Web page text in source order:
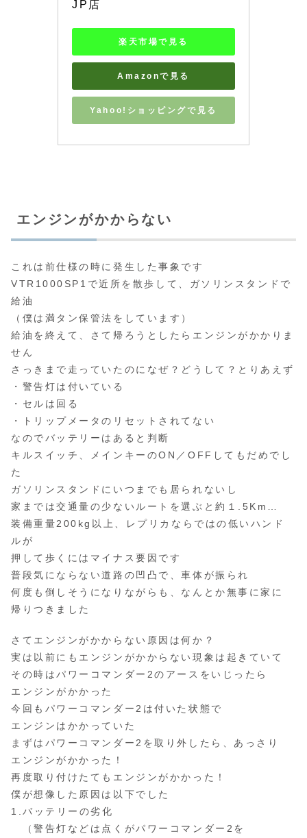
JP店
楽天市場で見る
Amazonで見る
Yahoo!ショッピングで見る
エンジンがかからない
これは前仕様の時に発生した事象です
VTR1000SP1で近所を散歩して、ガソリンスタンドで
給油
（僕は満タン保管法をしています）
給油を終えて、さて帰ろうとしたらエンジンがかかりま
せん
さっきまで走っていたのになぜ？どうして？とりあえず
・警告灯は付いている
・セルは回る
・トリップメータのリセットされてない
なのでバッテリーはあると判断
キルスイッチ、メインキーのON／OFFしてもだめでし
た
ガソリンスタンドにいつまでも居られないし
家までは交通量の少ないルートを選ぶと約１.5Km…
装備重量200kg以上、レプリカならではの低いハンド
ルが
押して歩くにはマイナス要因です
普段気にならない道路の凹凸で、車体が振られ
何度も倒しそうになりながらも、なんとか無事に家に
帰りつきました
さてエンジンがかからない原因は何か？
実は以前にもエンジンがかからない現象は起きていて
その時はパワーコマンダー2のアースをいじったら
エンジンがかかった
今回もパワーコマンダー2は付いた状態で
エンジンはかかっていた
まずはパワーコマンダー2を取り外したら、あっさり
エンジンがかかった！
再度取り付けたてもエンジンがかかった！
僕が想像した原因は以下でした
1.バッテリーの劣化
（警告灯などは点くがパワーコマンダー2を